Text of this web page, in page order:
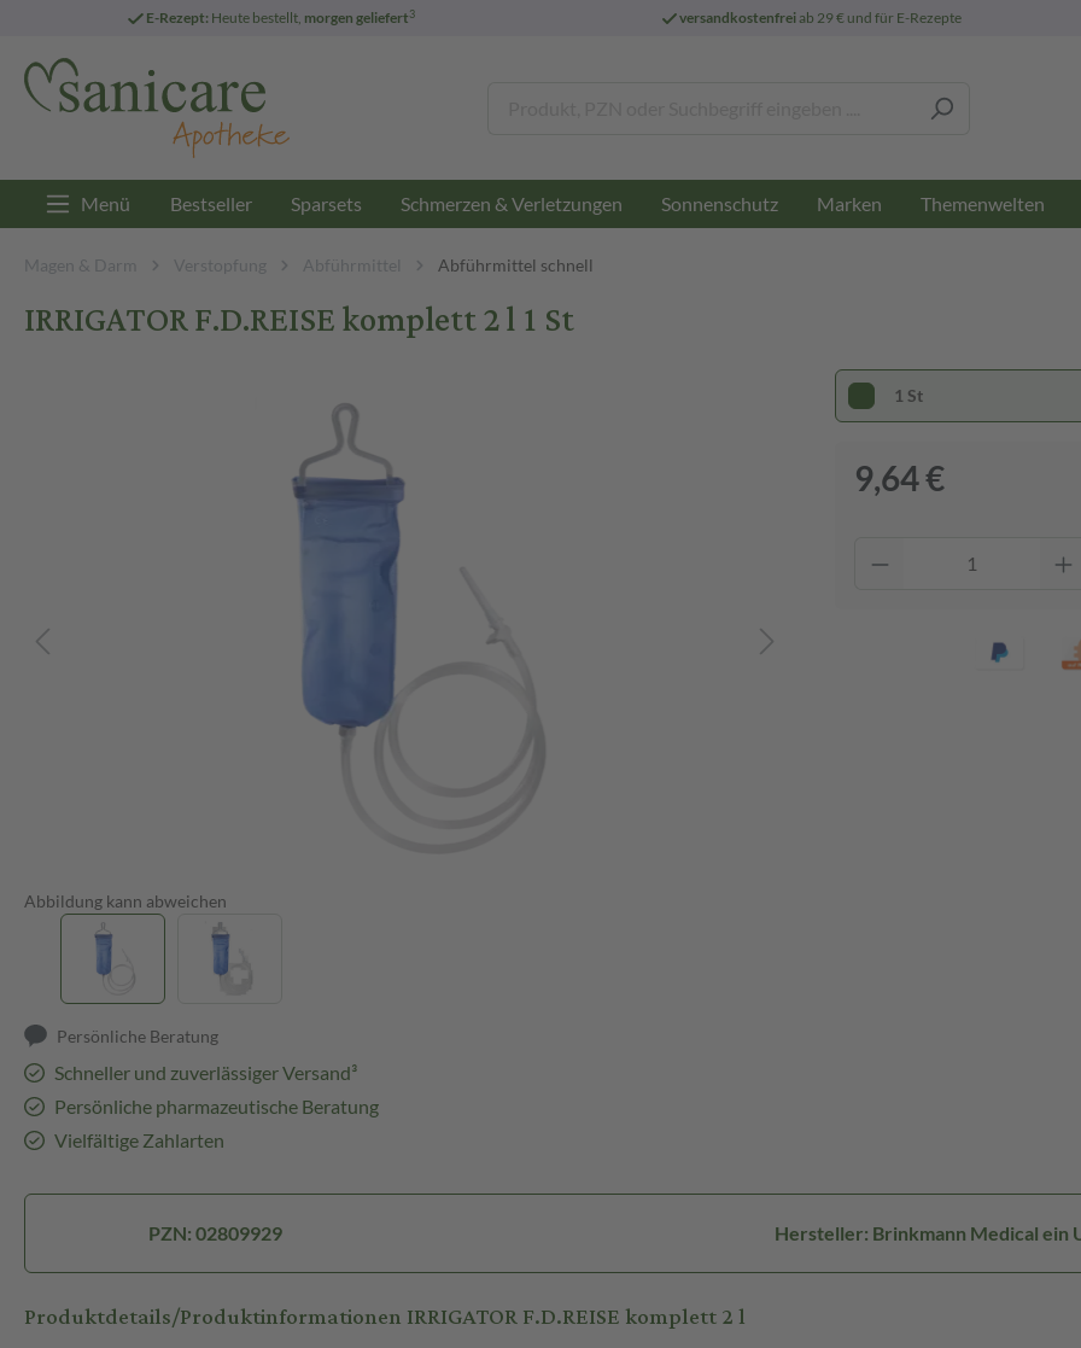
E-Rezept: Heute bestellt, morgen geliefert3 versandkostenfreiab 29 € und für E-Rezepte
Menü Bestseller Sparsets Schmerzen & Verletzungen Sonnenschutz Marken Themenwelten
Magen & Darm Verstopfung Abführmittel Abführmittel schnell
IRRIGATOR F.D.REISE komplett 2 l 1 St
Abbildung kann abweichen
Persönliche Beratung
Schneller und zuverlässiger Versand³
Persönliche pharmazeutische Beratung
Vielfältige Zahlarten
1 St
9,64 €
PZN: 02809929 Hersteller: Brinkmann Medical ein
Produktdetails/Produktinformationen IRRIGATOR F.D.REISE komplett 2 l